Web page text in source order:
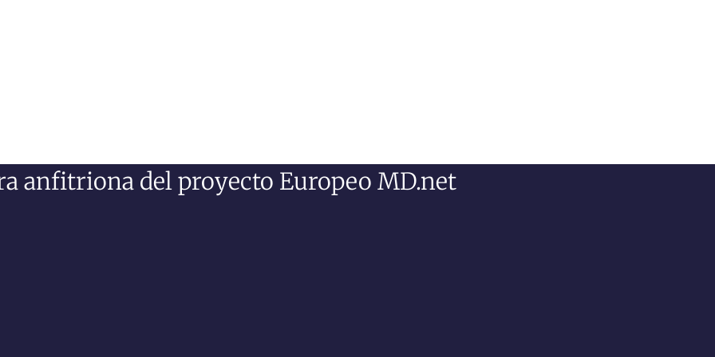
anfitriona del proyecto Europeo MD.net